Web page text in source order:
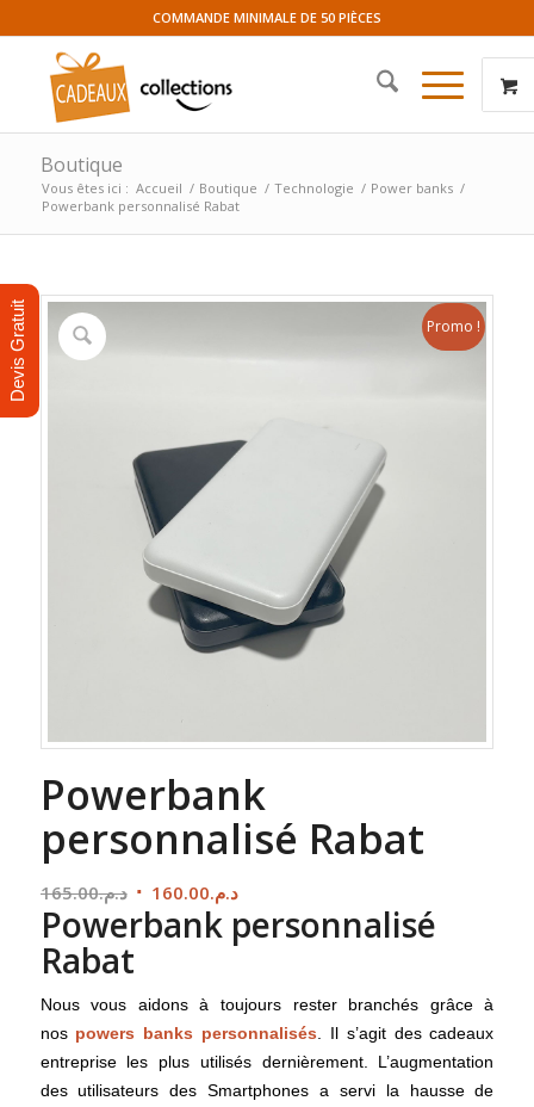
COMMANDE MINIMALE DE 50 PIÈCES
Boutique
Vous êtes ici : Accueil / Boutique / Technologie / Power banks /
Powerbank personnalisé Rabat
Promo !
Powerbank
personnalisé Rabat
د.م.165.00
Le
prix
était :
د.م.165.00.
د.م.160.00
Le
prix
actuel
د.م.160.00.
Powerbank personnalisé
Rabat
Nous vous aidons à toujours rester branchés grâce à
nos powers banks personnalisés . Il s’agit des cadeaux
entreprise les plus utilisés dernièrement. L’augmentation
des utilisateurs des Smartphones a servi la hausse de
Devis Gratuit